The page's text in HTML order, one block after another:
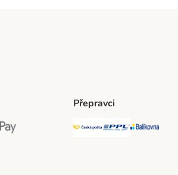
Method
Payment Method
Method
Přepravci
Česká pošta
PPL